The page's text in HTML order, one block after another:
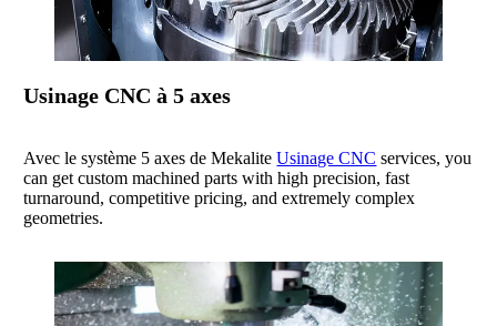
Usinage CNC à 5 axes
Avec le système 5 axes de MekaliteUsinage CNC services, you
can get custom machined parts with high precision, fast
turnaround, competitive pricing, and extremely complex
geometries.